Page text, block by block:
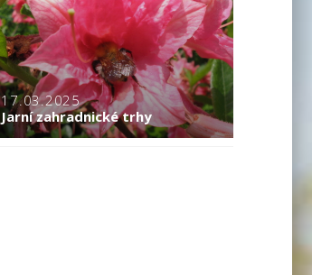
17.03.2025
Jarní zahradnické trhy